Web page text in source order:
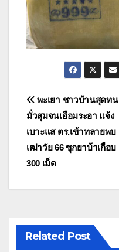
แนะแนว
เรื่อง
พะเยา ชาวบ้านสุดทน
มั่วสุมจนเอือมระอา แจ้ง
เบาะแส ตร.เข้าทลายพบ
เฒ่าวัย 66 ซุกยาบ้าเกือบ
300 เม็ด
Related Post